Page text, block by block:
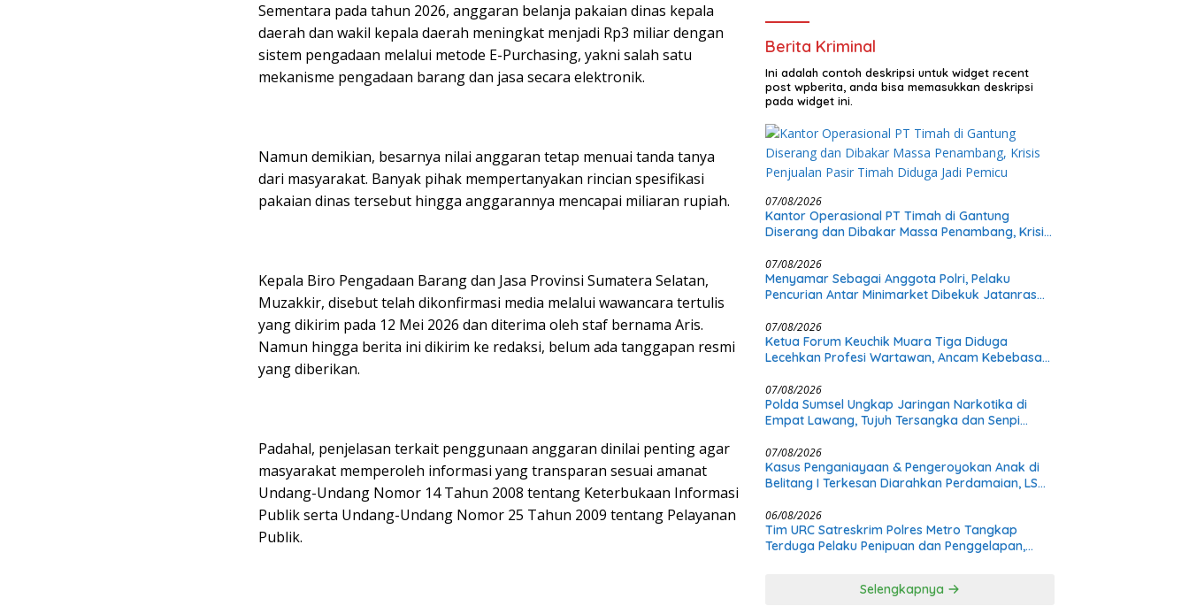
Sementara pada tahun 2026, anggaran belanja pakaian dinas kepala
daerah dan wakil kepala daerah meningkat menjadi Rp3 miliar dengan
sistem pengadaan melalui metode E-Purchasing, yakni salah satu
mekanisme pengadaan barang dan jasa secara elektronik.
Namun demikian, besarnya nilai anggaran tetap menuai tanda tanya
dari masyarakat. Banyak pihak mempertanyakan rincian spesifikasi
pakaian dinas tersebut hingga anggarannya mencapai miliaran rupiah.
Kepala Biro Pengadaan Barang dan Jasa Provinsi Sumatera Selatan,
Muzakkir, disebut telah dikonfirmasi media melalui wawancara tertulis
yang dikirim pada 12 Mei 2026 dan diterima oleh staf bernama Aris.
Namun hingga berita ini dikirim ke redaksi, belum ada tanggapan resmi
yang diberikan.
Padahal, penjelasan terkait penggunaan anggaran dinilai penting agar
masyarakat memperoleh informasi yang transparan sesuai amanat
Undang-Undang Nomor 14 Tahun 2008 tentang Keterbukaan Informasi
Publik serta Undang-Undang Nomor 25 Tahun 2009 tentang Pelayanan
Publik.
Infrastruktur Lokal
Berita Kriminal
Ini adalah contoh deskripsi untuk widget recent
post wpberita, anda bisa memasukkan deskripsi
pada widget ini.
07/08/2026
Kantor Operasional PT Timah di Gantung
Diserang dan Dibakar Massa Penambang, Krisis
07/08/2026
Menyamar Sebagai Anggota Polri, Pelaku
Pencurian Antar Minimarket Dibekuk Jatanras
07/08/2026
Ketua Forum Keuchik Muara Tiga Diduga
Lecehkan Profesi Wartawan, Ancam Kebebasan
07/08/2026
Polda Sumsel Ungkap Jaringan Narkotika di
Empat Lawang, Tujuh Tersangka dan Senpi
07/08/2026
Kasus Penganiayaan & Pengeroyokan Anak di
Belitang I Terkesan Diarahkan Perdamaian, LSM
06/08/2026
Tim URC Satreskrim Polres Metro Tangkap
Terduga Pelaku Penipuan dan Penggelapan,
Selengkapnya